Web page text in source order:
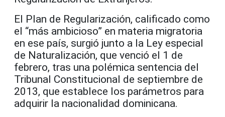
El Plan de Regularización, calificado como
el “más ambicioso” en materia migratoria
en ese país, surgió junto a la Ley especial
de Naturalización, que venció el 1 de
febrero, tras una polémica sentencia del
Tribunal Constitucional de septiembre de
2013, que establece los parámetros para
adquirir la nacionalidad dominicana.